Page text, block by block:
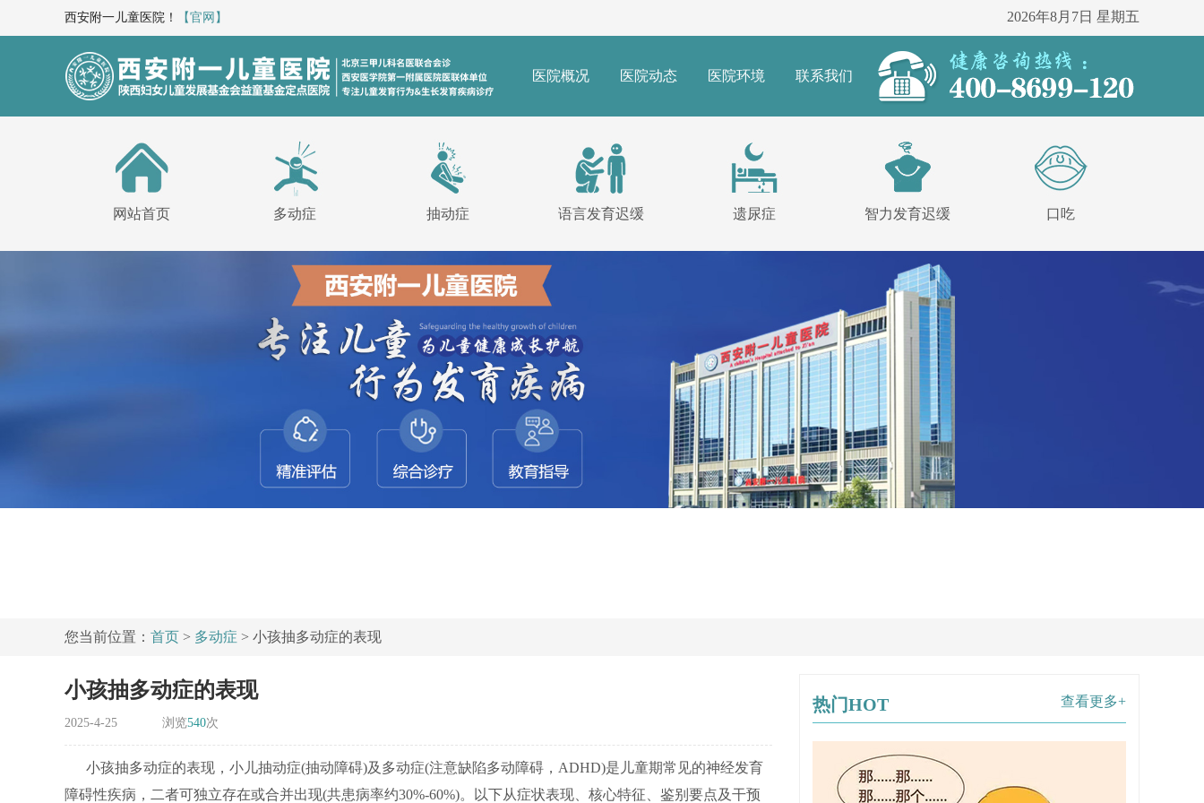
西安附一儿童医院！ 【官网】 2026年8月7日 星期五
医院概况 医院动态 医院环境 联系我们
网站首页 多动症 抽动症 语言发育迟缓 遗尿症 智力发育迟缓 口吃
您当前位置： 首页 > 多动症 > 小孩抽多动症的表现
小孩抽多动症的表现
2025-4-25 浏览540次
小孩抽多动症的表现，小儿抽动症(抽动障碍)及多动症(注意缺陷多动障碍，ADHD)是儿童期常见的神经发育
障碍性疾病，二者可独立存在或合并出现(共患病率约30%-60%)。以下从症状表现、核心特征、鉴别要点及干预
查看更多+
热门HOT